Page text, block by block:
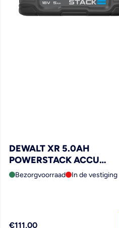
DEWALT XR 5.0AH
POWERSTACK ACCU
DCBP518-XJ 18V
Bezorgvoorraad In de vestiging
Reguliere
€111,00